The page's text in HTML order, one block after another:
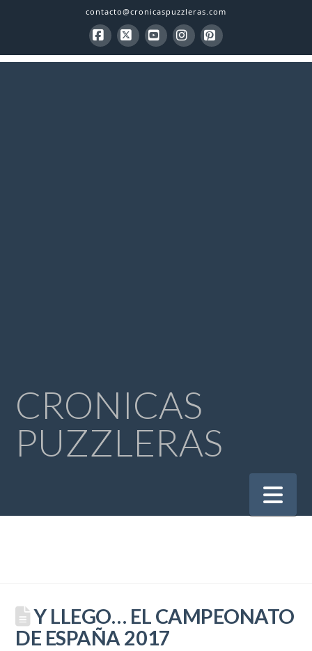
contacto@cronicaspuzzleras.com
Facebook
X YouTubeInstagram
Pinterest
CRONICAS
PUZZLERAS
Y LLEGO… EL CAMPEONATO
DE ESPAÑA 2017